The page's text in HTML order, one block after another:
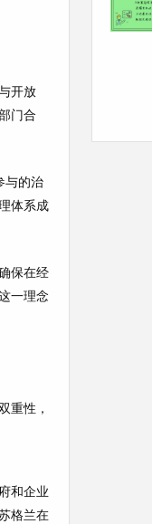
开放
门合
与的治
体系成
保在经
一理念
重性，
和企业
格兰在